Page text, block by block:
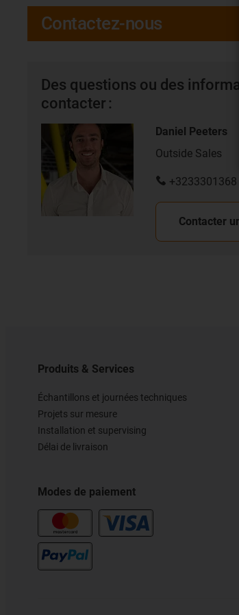
Contactez-nous
Des questions ou des
contacter :
Daniel Peeters
Outside Sales
+3233301368
Contacter
Produits & Services
Échantillons et journées techniques
Projets sur mesure
Installation et supervising
Délai de livraison
Modes de paiement